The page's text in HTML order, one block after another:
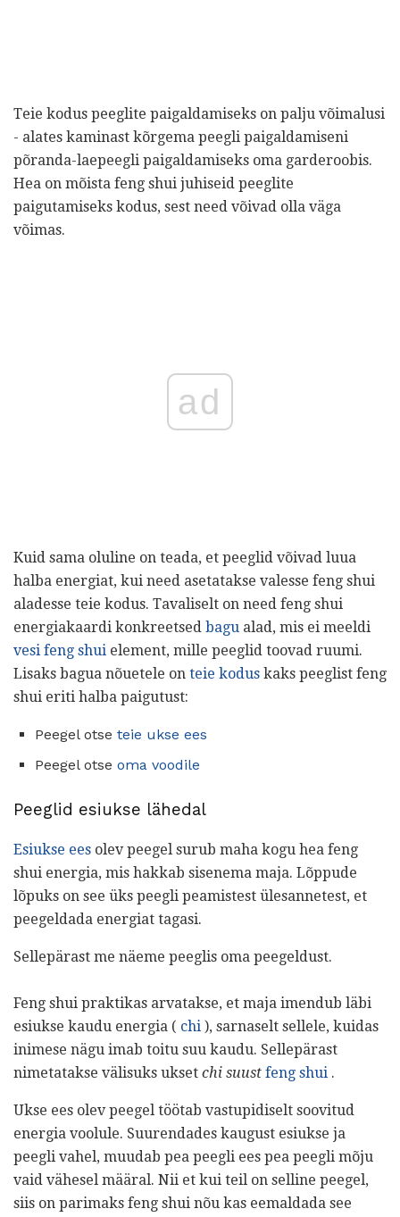
Teie kodus peeglite paigaldamiseks on palju võimalusi
- alates kaminast kõrgema peegli paigaldamiseni
põranda-laepeegli paigaldamiseks oma garderoobis.
Hea on mõista feng shui juhiseid peeglite
paigutamiseks kodus, sest need võivad olla väga
võimas.
ad
Kuid sama oluline on teada, et peeglid võivad luua
halba energiat, kui need asetatakse valesse feng shui
aladesse teie kodus. Tavaliselt on need feng shui
energiakaardi konkreetsed bagu alad, mis ei meeldi
vesi feng shui element, mille peeglid toovad ruumi.
Lisaks bagua nõuetele on teie kodus kaks peeglist feng
shui eriti halba paigutust:
Peegel otse teie ukse ees
Peegel otse oma voodile
Peeglid esiukse lähedal
Esiukse ees olev peegel surub maha kogu hea feng
shui energia, mis hakkab sisenema maja. Lõppude
lõpuks on see üks peegli peamistest ülesannetest, et
peegeldada energiat tagasi.
Sellepärast me näeme peeglis oma peegeldust.
Feng shui praktikas arvatakse, et maja imendub läbi
esiukse kaudu energia ( chi ), sarnaselt sellele, kuidas
inimese nägu imab toitu suu kaudu. Sellepärast
nimetatakse välisuks ukset chi suust feng shui .
Ukse ees olev peegel töötab vastupidiselt soovitud
energia voolule. Suurendades kaugust esiukse ja
peegli vahel, muudab pea peegli ees pea peegli mõju
vaid vähesel määral. Nii et kui teil on selline peegel,
siis on parimaks feng shui nõu kas eemaldada see